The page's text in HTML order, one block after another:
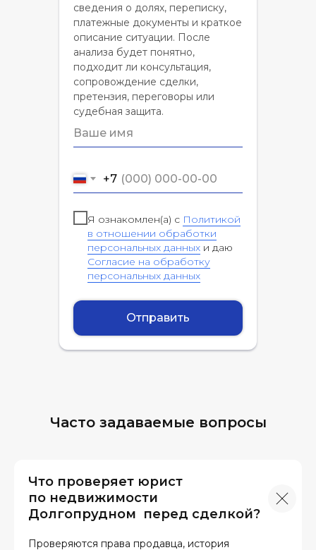
сведения о долях, переписку,
платежные документы и краткое
описание ситуации. После
анализа будет понятно,
подходит ли консультация,
сопровождение сделки,
претензия, переговоры или
судебная защита.
+7
Я ознакомлен(а) с Политикой
в отношении обработки
персональных данных и даю
Согласие на обработку
персональных данных
Отправить
Часто задаваемые вопросы
Что проверяет юрист
по недвижимости
Долгопрудном перед сделкой?
Проверяются права продавца, история